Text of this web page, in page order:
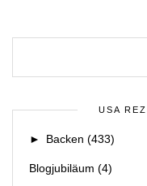
USA
► Backen (433)
Blogjubiläum (4)